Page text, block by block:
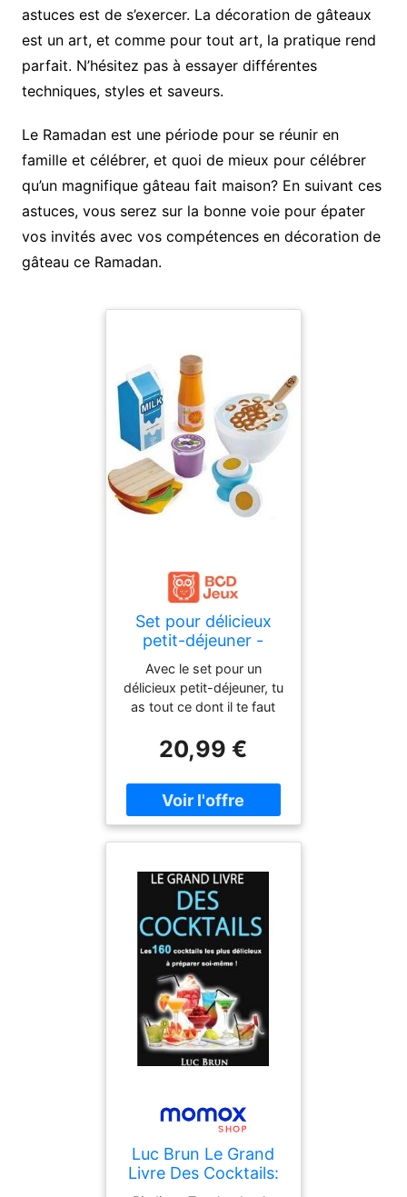
astuces est de s’exercer. La décoration de gâteaux
est un art, et comme pour tout art, la pratique rend
parfait. N’hésitez pas à essayer différentes
techniques, styles et saveurs.
Le Ramadan est une période pour se réunir en
famille et célébrer, et quoi de mieux pour célébrer
qu’un magnifique gâteau fait maison? En suivant ces
astuces, vous serez sur la bonne voie pour épater
vos invités avec vos compétences en décoration de
gâteau ce Ramadan.
Set pour délicieux
petit-déjeuner -
Avec le set pour un
délicieux petit-déjeuner, tu
as tout ce dont il te faut
qui te permettra de bien
démarrer la journée ! Dès
3 ans.
20,99 €
Luc Brun Le Grand
Livre Des Cocktails:
Les 160 Cocktails